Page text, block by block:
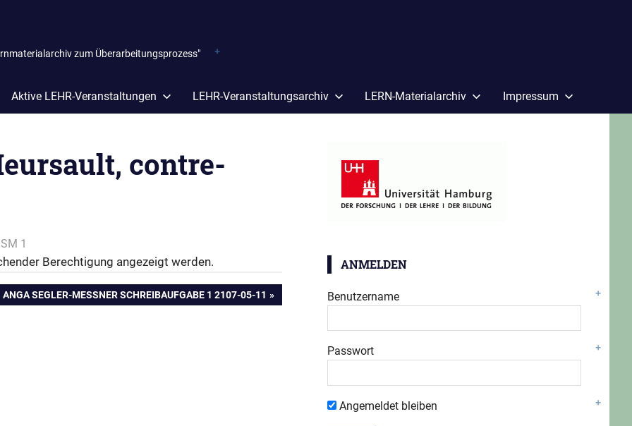
zum Überarbeitungsprozess"
Aktive LEHR-Veranstaltungen LEHR-Veranstaltungsarchiv LERN-Materialarchiv Impressum
contre-
1
Berechtigung angezeigt werden.
NÄCHSTER
ANGA SEGLER-MESSNER SCHREIBAUFGABE 1 2107-05-11
ANMELDEN
Benutzername
Passwort
Angemeldet bleiben